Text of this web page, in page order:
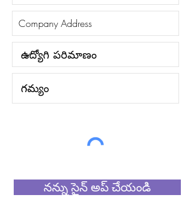
నన్ను సైన్ అప్ చేయండి